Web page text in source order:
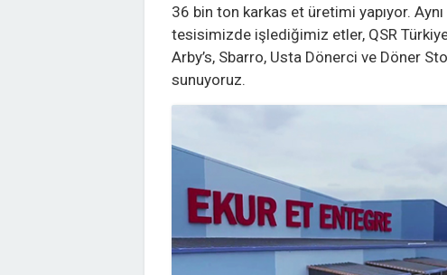
36 bin ton karkas et üretimi yapıyor.
tesisimizde işlediğimiz etler, QSR
Arby’s, Sbarro, Usta Dönerci ve Döner
sunuyoruz.